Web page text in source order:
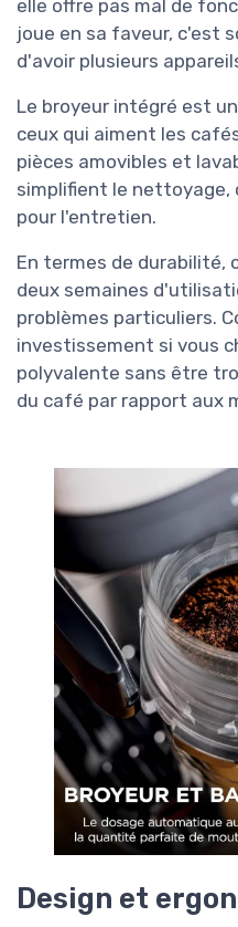
elle offre pas mal de
joue en sa faveur, c'est
d'avoir plusieurs
Le broyeur intégré est
ceux qui aiment les
pièces amovibles et
simplifient le nettoyage,
pour l'entretien.
En termes de durabilité,
deux semaines
problèmes particuliers.
investissement si vous
polyvalente sans être
du café par rapport aux
Design et